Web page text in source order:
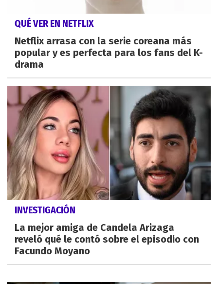
QUÉ VER EN NETFLIX
Netflix arrasa con la serie coreana más
popular y es perfecta para los fans del K-
drama
INVESTIGACIÓN
La mejor amiga de Candela Arizaga
reveló qué le contó sobre el episodio con
Facundo Moyano